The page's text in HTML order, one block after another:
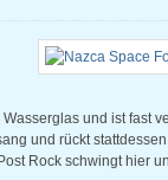
und ist fast
und rückt
Rock schwingt hier